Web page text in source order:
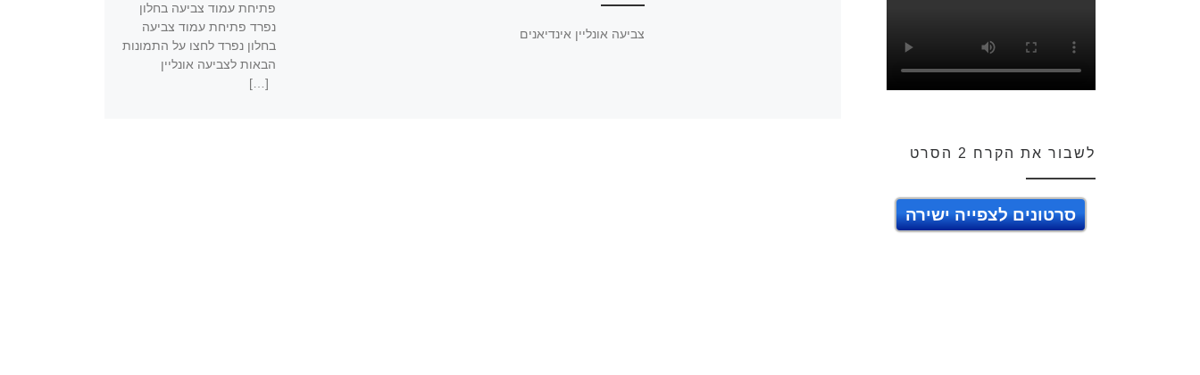
צביעה אונליין אינדיאנים
פתיחת עמוד צביעה בחלון
נפרד פתיחת עמוד צביעה
בחלון נפרד לחצו על התמונות
הבאות לצביעה אונליין
[…]
לשבור את הקרח 2 הסרט
סרטונים לצפייה ישירה